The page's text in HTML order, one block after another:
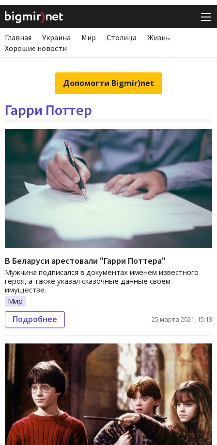
Главная Украина Мир Столица
Жизнь
Хорошие новости
Допомогти Bigmir)net
Гарри Поттер
В Беларуси арестовали "Гарри Поттера"
Мужчина подписался в документах именем известного
героя, а также указал сказочные данные своем
имуществе.
Мир
Подробнее 25 марта 2021, 15:13